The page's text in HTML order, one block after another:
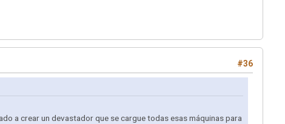
#36
a crear un devastador que se cargue todas esas máquinas para